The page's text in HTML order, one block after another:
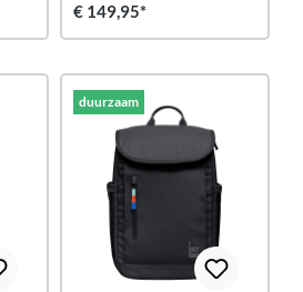
€ 149,95*
duurzaam